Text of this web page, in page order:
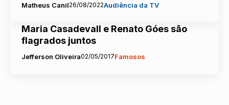
Matheus Canil26/08/2022Audiência da TV
Maria Casadevall e Renato Góes são
flagrados juntos
Jefferson Oliveira02/05/2017Famosos